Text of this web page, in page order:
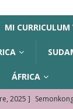
MI CURRICULUM
ÁFRICA
2025 ]